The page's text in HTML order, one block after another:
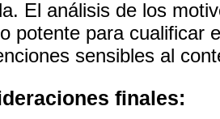
El análisis de los
potente para cualificar
sensibles al
finales: